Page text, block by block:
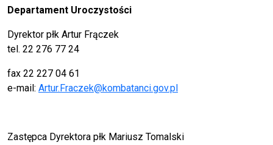
Departament Uroczystości
Dyrektor płk Artur Frączek
tel. 22 276 77 24
fax 22 227 04 61
e-mail: Artur.Fraczek@kombatanci.gov.pl
Zastępca Dyrektora płk Mariusz Tomalski